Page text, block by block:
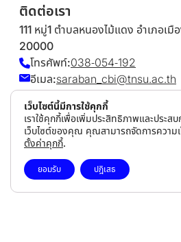
ติดต่อเรา
111 หมู่1 ตำบลหนองไม้แดง อำเภอเ
20000
โทรศัพท์:038-054-192
อีเมล:saraban_cbi@tnsu.ac.th
tnsu.cbi@gmail.com
ช่องทางออนไลน์
แผนที่มหาลัย
เว็บไซต์นี้มีการใช้คุกกี้
เราใช้คุกกี้เพื่อเพิ่มประสิทธิภาพและประส
เว็บไซต์ของคุณ คุณสามารถจัดการความ
ตั้งค่าคุกกี้.
ยอมรับ ปฎิเสธ